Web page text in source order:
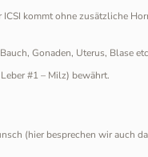
kommt ohne zusätzliche
Gonaden, Uterus, Blase
#1 – Milz) bewährt.
(hier besprechen wir auch